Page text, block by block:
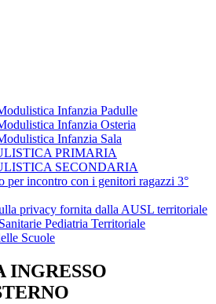
Infanzia Padulle
Infanzia Osteria
Infanzia Sala
PRIMARIA
SECONDARIA
per incontro con i genitori ragazzi 3°
privacy fornita dalla AUSL territoriale
Pediatria Territoriale
Scuole